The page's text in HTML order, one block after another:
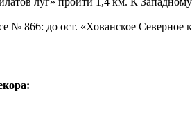
№ 866: до ост. «Хованское